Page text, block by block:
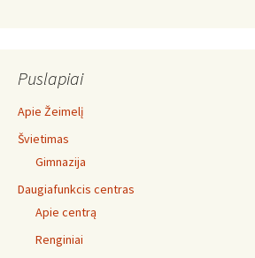
Puslapiai
Apie Žeimelį
Švietimas
Gimnazija
Daugiafunkcis centras
Apie centrą
Renginiai